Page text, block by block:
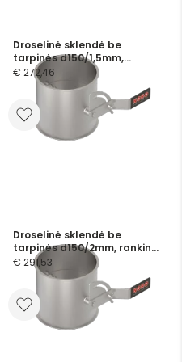
Droselinė sklendė be
tarpinės d150/1,5mm,
rankinė, nerūdijančio plieno
€ 272,46
Droselinė sklendė be
tarpinės d150/2mm, rankinė,
nerūdijančio plieno
€ 291,53